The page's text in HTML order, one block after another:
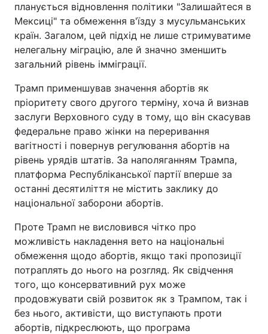
планується відновлення політики "Залишайтеся в
Мексиці" та обмеження в'їзду з мусульманських
країн. Загалом, цей підхід не лише стримуватиме
нелегальну міграцію, але й значно зменшить
загальний рівень імміграції.
Трамп применшував значення абортів як
пріоритету свого другого терміну, хоча й визнав
заслуги Верховного суду в тому, що він скасував
федеральне право жінки на переривання
вагітності і повернув регулювання абортів на
рівень урядів штатів. За наполяганням Трампа,
платформа Республіканської партії вперше за
останні десятиліття не містить заклику до
національної заборони абортів.
Проте Трамп не висловився чітко про
можливість накладення вето на національні
обмеження щодо абортів, якщо такі пропозиції
потраплять до нього на розгляд. Як свідчення
того, що консервативний рух може
продовжувати свій розвиток як з Трампом, так і
без нього, активісти, що виступають проти
абортів, підкреслюють, що програма